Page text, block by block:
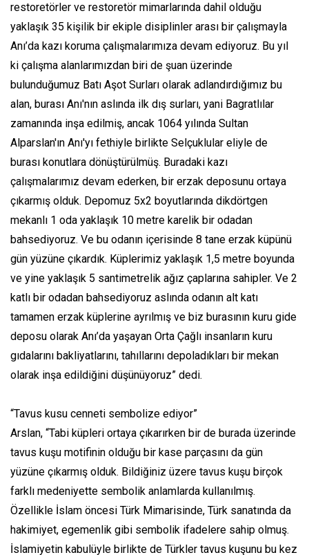
restoretörler ve restoretör mimarlarında dahil olduğu
yaklaşık 35 kişilik bir ekiple disiplinler arası bir çalışmayla
Anı’da kazı koruma çalışmalarımıza devam ediyoruz. Bu yıl
ki çalışma alanlarımızdan biri de şuan üzerinde
bulunduğumuz Batı Aşot Surları olarak adlandırdığımız bu
alan, burası Anı'nın aslında ilk dış surları, yani Bagratlılar
zamanında inşa edilmiş, ancak 1064 yılında Sultan
Alparslan'ın Anı'yı fethiyle birlikte Selçuklular eliyle de
burası konutlara dönüştürülmüş. Buradaki kazı
çalışmalarımız devam ederken, bir erzak deposunu ortaya
çıkarmış olduk. Depomuz 5x2 boyutlarında dikdörtgen
mekanlı 1 oda yaklaşık 10 metre karelik bir odadan
bahsediyoruz. Ve bu odanın içerisinde 8 tane erzak küpünü
gün yüzüne çıkardık. Küplerimiz yaklaşık 1,5 metre boyunda
ve yine yaklaşık 5 santimetrelik ağız çaplarına sahipler. Ve 2
katlı bir odadan bahsediyoruz aslında odanın alt katı
tamamen erzak küplerine ayrılmış ve biz burasının kuru gide
deposu olarak Anı’da yaşayan Orta Çağlı insanların kuru
gıdalarını bakliyatlarını, tahıllarını depoladıkları bir mekan
olarak inşa edildiğini düşünüyoruz” dedi.
“Tavus kusu cenneti sembolize ediyor”
Arslan, “Tabi küpleri ortaya çıkarırken bir de burada üzerinde
tavus kuşu motifinin olduğu bir kase parçasını da gün
yüzüne çıkarmış olduk. Bildiğiniz üzere tavus kuşu birçok
farklı medeniyette sembolik anlamlarda kullanılmış.
Özellikle İslam öncesi Türk Mimarisinde, Türk sanatında da
hakimiyet, egemenlik gibi sembolik ifadelere sahip olmuş.
İslamiyetin kabulüyle birlikte de Türkler tavus kuşunu bu kez